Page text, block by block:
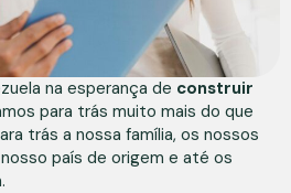
na esperança de construir
para trás muito mais do que
trás a nossa família, os nossos
país de origem e até os